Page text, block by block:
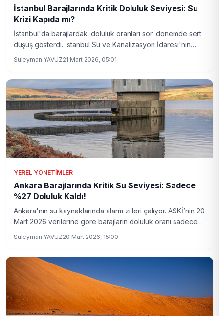
İstanbul Barajlarında Kritik Doluluk Seviyesi: Su
Krizi Kapıda mı?
İstanbul'da barajlardaki doluluk oranları son dönemde sert
düşüş gösterdi. İstanbul Su ve Kanalizasyon İdaresi'nin
endişe yaratıyor. Uzmanlar uyarıyor; su tasarrufu ve
Süleyman YAVUZ21 Mart 2026, 05:01
YEREL YÖNETIMLER
Ankara Barajlarında Kritik Su Seviyesi: Sadece
%27 Doluluk Kaldı!
Ankara'nın su kaynaklarında alarm zilleri çalıyor. ASKİ’nin 20
Mart 2026 verilerine göre barajların doluluk oranı sadece
düştü. Şehrin geleceği için alınması gereken tedbirler ne
Süleyman YAVUZ20 Mart 2026, 15:00